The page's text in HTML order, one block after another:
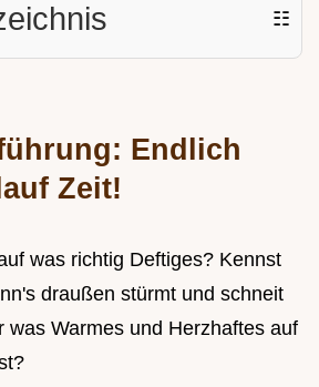
☷
Endlich
Zeit!
was richtig Deftiges? Kennst
draußen stürmt und schneit
was Warmes und Herzhaftes auf